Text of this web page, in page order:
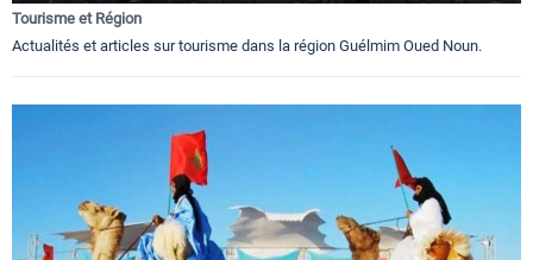
Tourisme et Région
Actualités et articles sur tourisme dans la région Guélmim Oued Noun.